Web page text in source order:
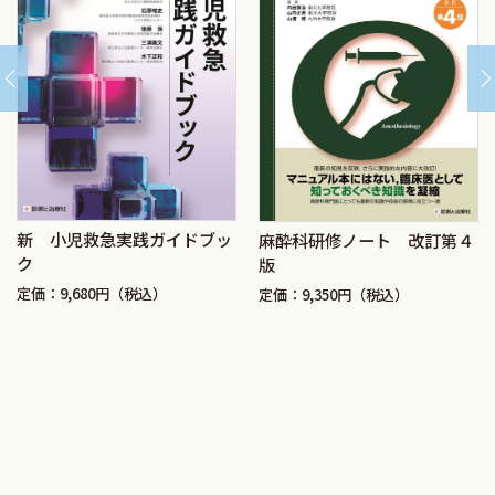
新 小児救急実践ガイドブッ
ク
定価：9,680円（税込）
麻酔科研修ノート 改訂第４
版
定価：9,350円（税込）